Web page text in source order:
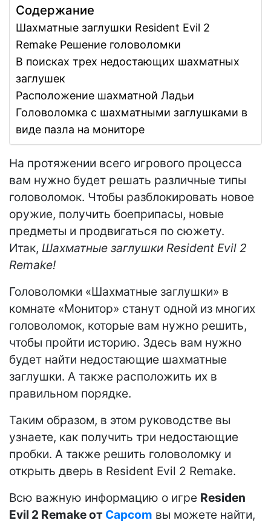
Содержание
Шахматные заглушки Resident Evil 2
Remake Решение головоломки
В поисках трех недостающих шахматных
заглушек
Расположение шахматной Ладьи
Головоломка с шахматными заглушками в
виде пазла на мониторе
На протяжении всего игрового процесса
вам нужно будет решать различные типы
головоломок. Чтобы разблокировать новое
оружие, получить боеприпасы, новые
предметы и продвигаться по сюжету.
Итак, Шахматные заглушки Resident Evil 2
Remake!
Головоломки «Шахматные заглушки» в
комнате «Монитор» станут одной из многих
головоломок, которые вам нужно решить,
чтобы пройти историю. Здесь вам нужно
будет найти недостающие шахматные
заглушки. А также расположить их в
правильном порядке.
Таким образом, в этом руководстве вы
узнаете, как получить три недостающие
пробки. А также решить головоломку и
открыть дверь в Resident Evil 2 Remake.
Всю важную информацию о игре Residen
Evil 2 Remake от Capcom вы можете найти,